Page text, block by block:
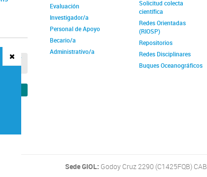
Y
Evaluación
Investigador/a
Personal de Apoyo
Becario/a
Administrativo/a
Solicitud colecta
científica
Redes Orientadas
(RIOSP)
Repositorios
Redes Disciplinares
Buques Oceanográficos
Sede GIOL: Godoy Cruz 2290 (C1425FQB)